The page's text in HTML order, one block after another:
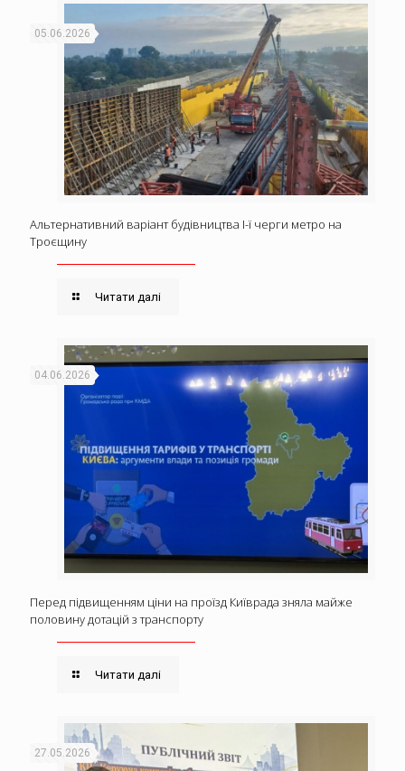
05.06.2026
Альтернативний варіант будівництва І-ї черги метро на
Троєщину
Читати далі
04.06.2026
Перед підвищенням ціни на проїзд Київрада зняла майже
половину дотацій з транспорту
Читати далі
27.05.2026